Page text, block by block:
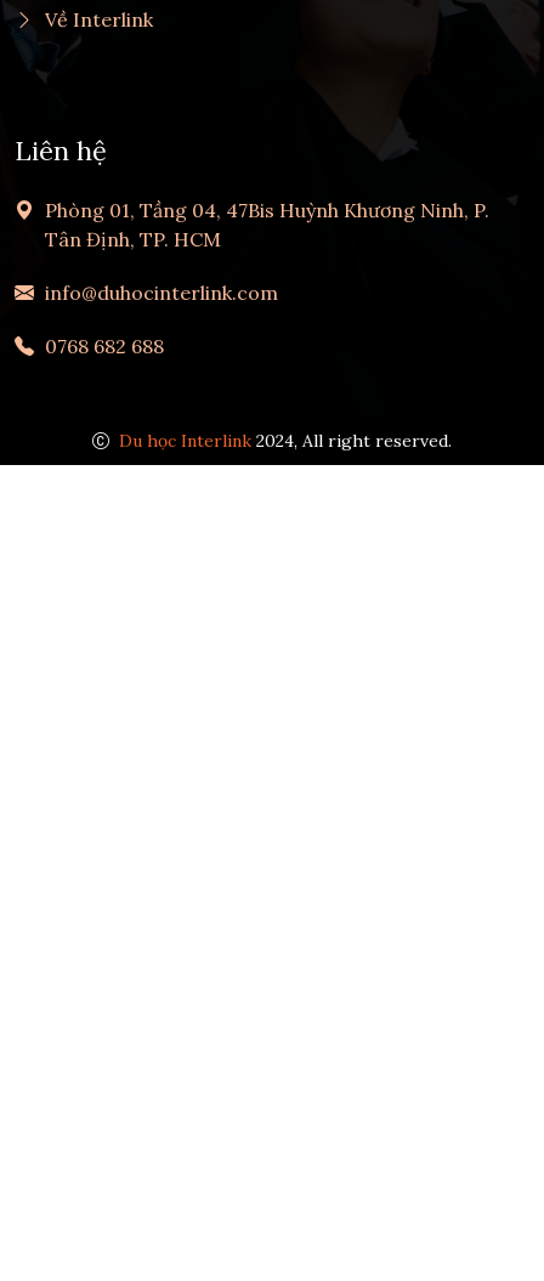
Về Interlink
Liên hệ
Phòng 01, Tầng 04, 47Bis Huỳnh Khương Ninh, P.
Tân Định, TP. HCM
info@duhocinterlink.com
0768 682 688
Du học Interlink 2024, All right reserved.